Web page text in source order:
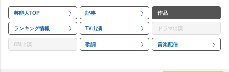
芸能人TOP 記事 作品
ランキング情報 TV出演 ドラマ出演
CM出演 歌詞 音楽配信